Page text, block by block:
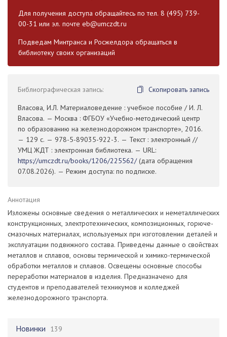
Новинки 139
Для получения доступа обращайтесь по тел. 8 (495) 739-
00-31 или эл. почте eb@umczdt.ru
Подведам Минтранса и Росжелдора обращаться в
библиотеку своих организаций
Библиографическая запись:
Скопировать запись
Власова, И.Л. Материаловедение : учебное пособие / И. Л.
Власова. — Москва : ФГБОУ «Учебно-методический центр
по образованию на железнодорожном транспорте», 2016.
— 129 с. — 978-5-89035-922-3. — Текст : электронный //
УМЦ ЖДТ : электронная библиотека. — URL:
https://umczdt.ru/books/1206/225562/(дата обращения
07.08.2026). — Режим доступа: по подписке.
Аннотация
Изложены основные сведения о металлических и неметаллических
конструкционных, электротехнических, композиционных, горюче-
смазочных материалах, используемых при изготовлении деталей и
эксплуатации подвижного состава. Приведены данные о свойствах
металлов и сплавов, основы термической и химико-термической
обработки металлов и сплавов. Освещены основные способы
переработки материалов в изделия. Предназначено для
студентов и преподавателей техникумов и колледжей
железнодорожного транспорта.